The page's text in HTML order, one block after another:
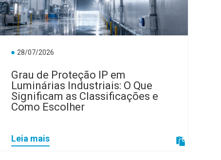
28/07/2026
Grau de Proteção IP em
Luminárias Industriais: O Que
Significam as Classificações e
Como Escolher
Leia mais